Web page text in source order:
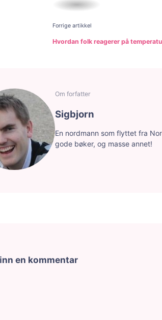
Forrige artikkel
Hvordan folk reagerer på
Om forfatter
Sigbjorn
En nordmann som flyttet fra
gode bøker, og masse annet!
en kommentar